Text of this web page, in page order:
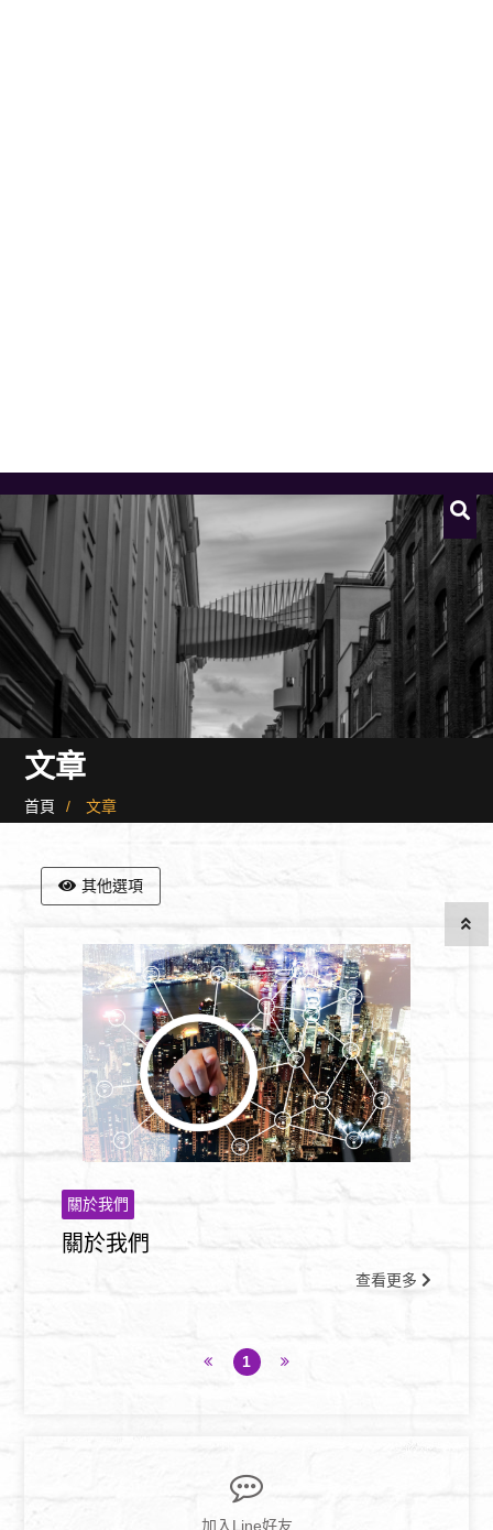
文章
首頁 文章
其他選項
關於我們
關於我們
查看更多
1
加入Line好友